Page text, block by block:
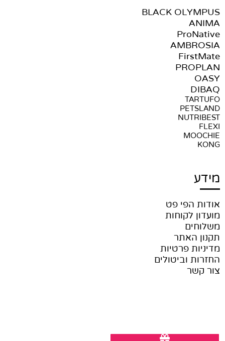
BLACK OLYMPUS
ANIMA
ProNative
AMBROSIA
FirstMate
PROPLAN
OASY
DIBAQ
TARTUFO
PETSLAND
NUTRIBEST
FLEXI
MOOCHIE
KONG
מידע
אודות הפי פט
מועדון לקוחות
משלוחים
תקנון האתר
מדיניות פרטיות
החזרות וביטולים
צור קשר